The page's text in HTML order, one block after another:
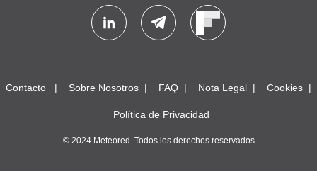
Contacto Sobre Nosotros FAQ Nota Legal Cookies
Política de Privacidad
© 2024 Meteored. Todos los derechos reservados